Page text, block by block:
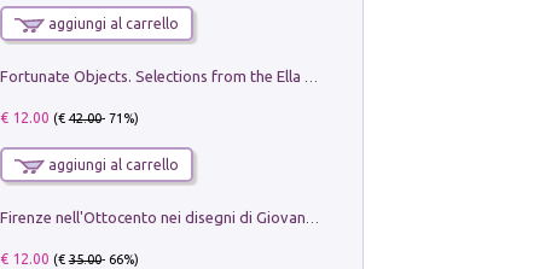
aggiungi al carrello
€ 12.00 (€42.00- 71%)
aggiungi al carrello
€ 12.00 (€35.00- 66%)